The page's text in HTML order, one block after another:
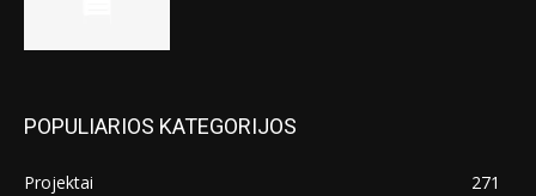
POPULIARIOS KATEGORIJOS
Projektai
271